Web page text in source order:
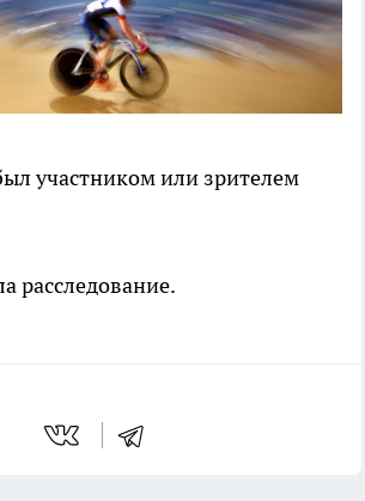
участником или зрителем
расследование.